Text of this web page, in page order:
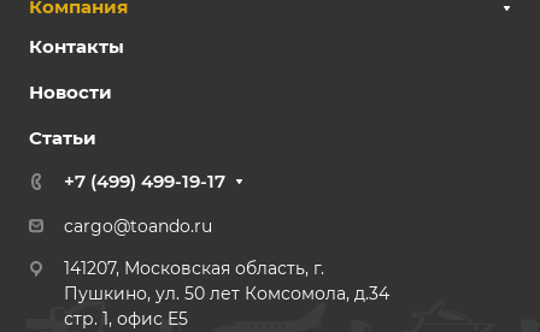
Компания
Контакты
Новости
Статьи
+7 (499) 499-19-17
cargo@toando.ru
141207, Московская область, г.
Пушкино, ул. 50 лет Комсомола, д.34
стр. 1, офис E5